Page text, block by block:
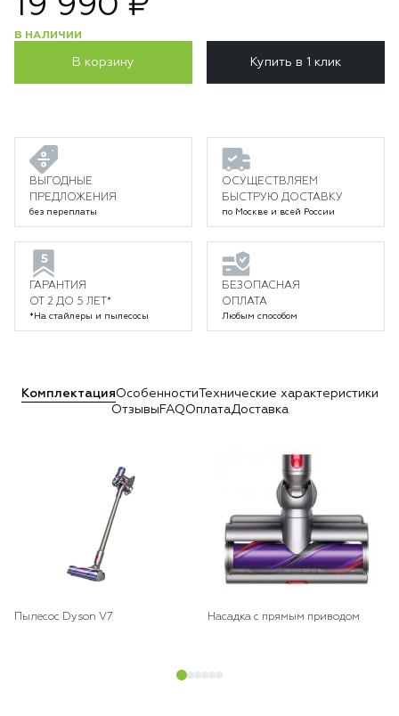
В НАЛИЧИИ
В корзину Купить в 1 клик
ВЫГОДНЫЕ
ПРЕДЛОЖЕНИЯ
без переплаты
ОСУЩЕСТВЛЯЕМ
БЫСТРУЮ ДОСТАВКУ
по Москве и всей России
ГАРАНТИЯ
ОТ 2 ДО 5 ЛЕТ*
*На стайлеры и пылесосы
БЕЗОПАСНАЯ
ОПЛАТА
Любым способом
КомплектацияОсобенности Технические характеристики
Отзывы FAQОплатаДоставка
Пылесос Dyson V7 Насадка с прямым приводом